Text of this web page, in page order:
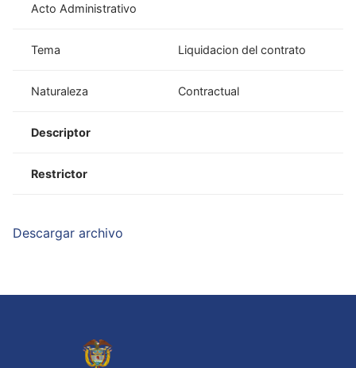
Acto Administrativo
Tema Liquidacion del contrato
Naturaleza Contractual
Descriptor
Restrictor
Descargar archivo